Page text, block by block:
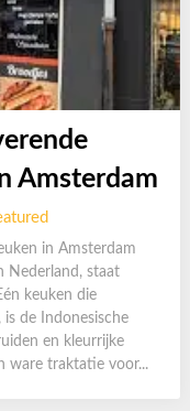
Amsterdam
in Amsterdam
Nederland, staat
keuken die
de Indonesische
en kleurrijke
ware traktatie voor...